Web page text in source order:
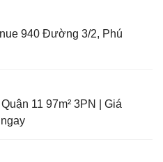
940 Đường 3/2, Phú
11 97m² 3PN | Giá